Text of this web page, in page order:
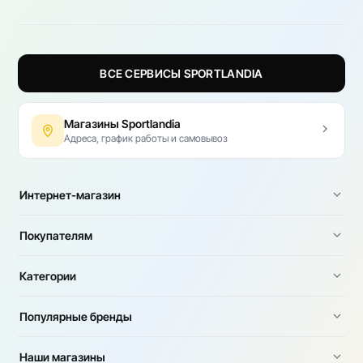
ВСЕ СЕРВИСЫ SPORTLANDIA
Магазины Sportlandia
Адреса, график работы и самовывоз
Интернет-магазин
Покупателям
Категории
Популярные бренды
Наши магазины